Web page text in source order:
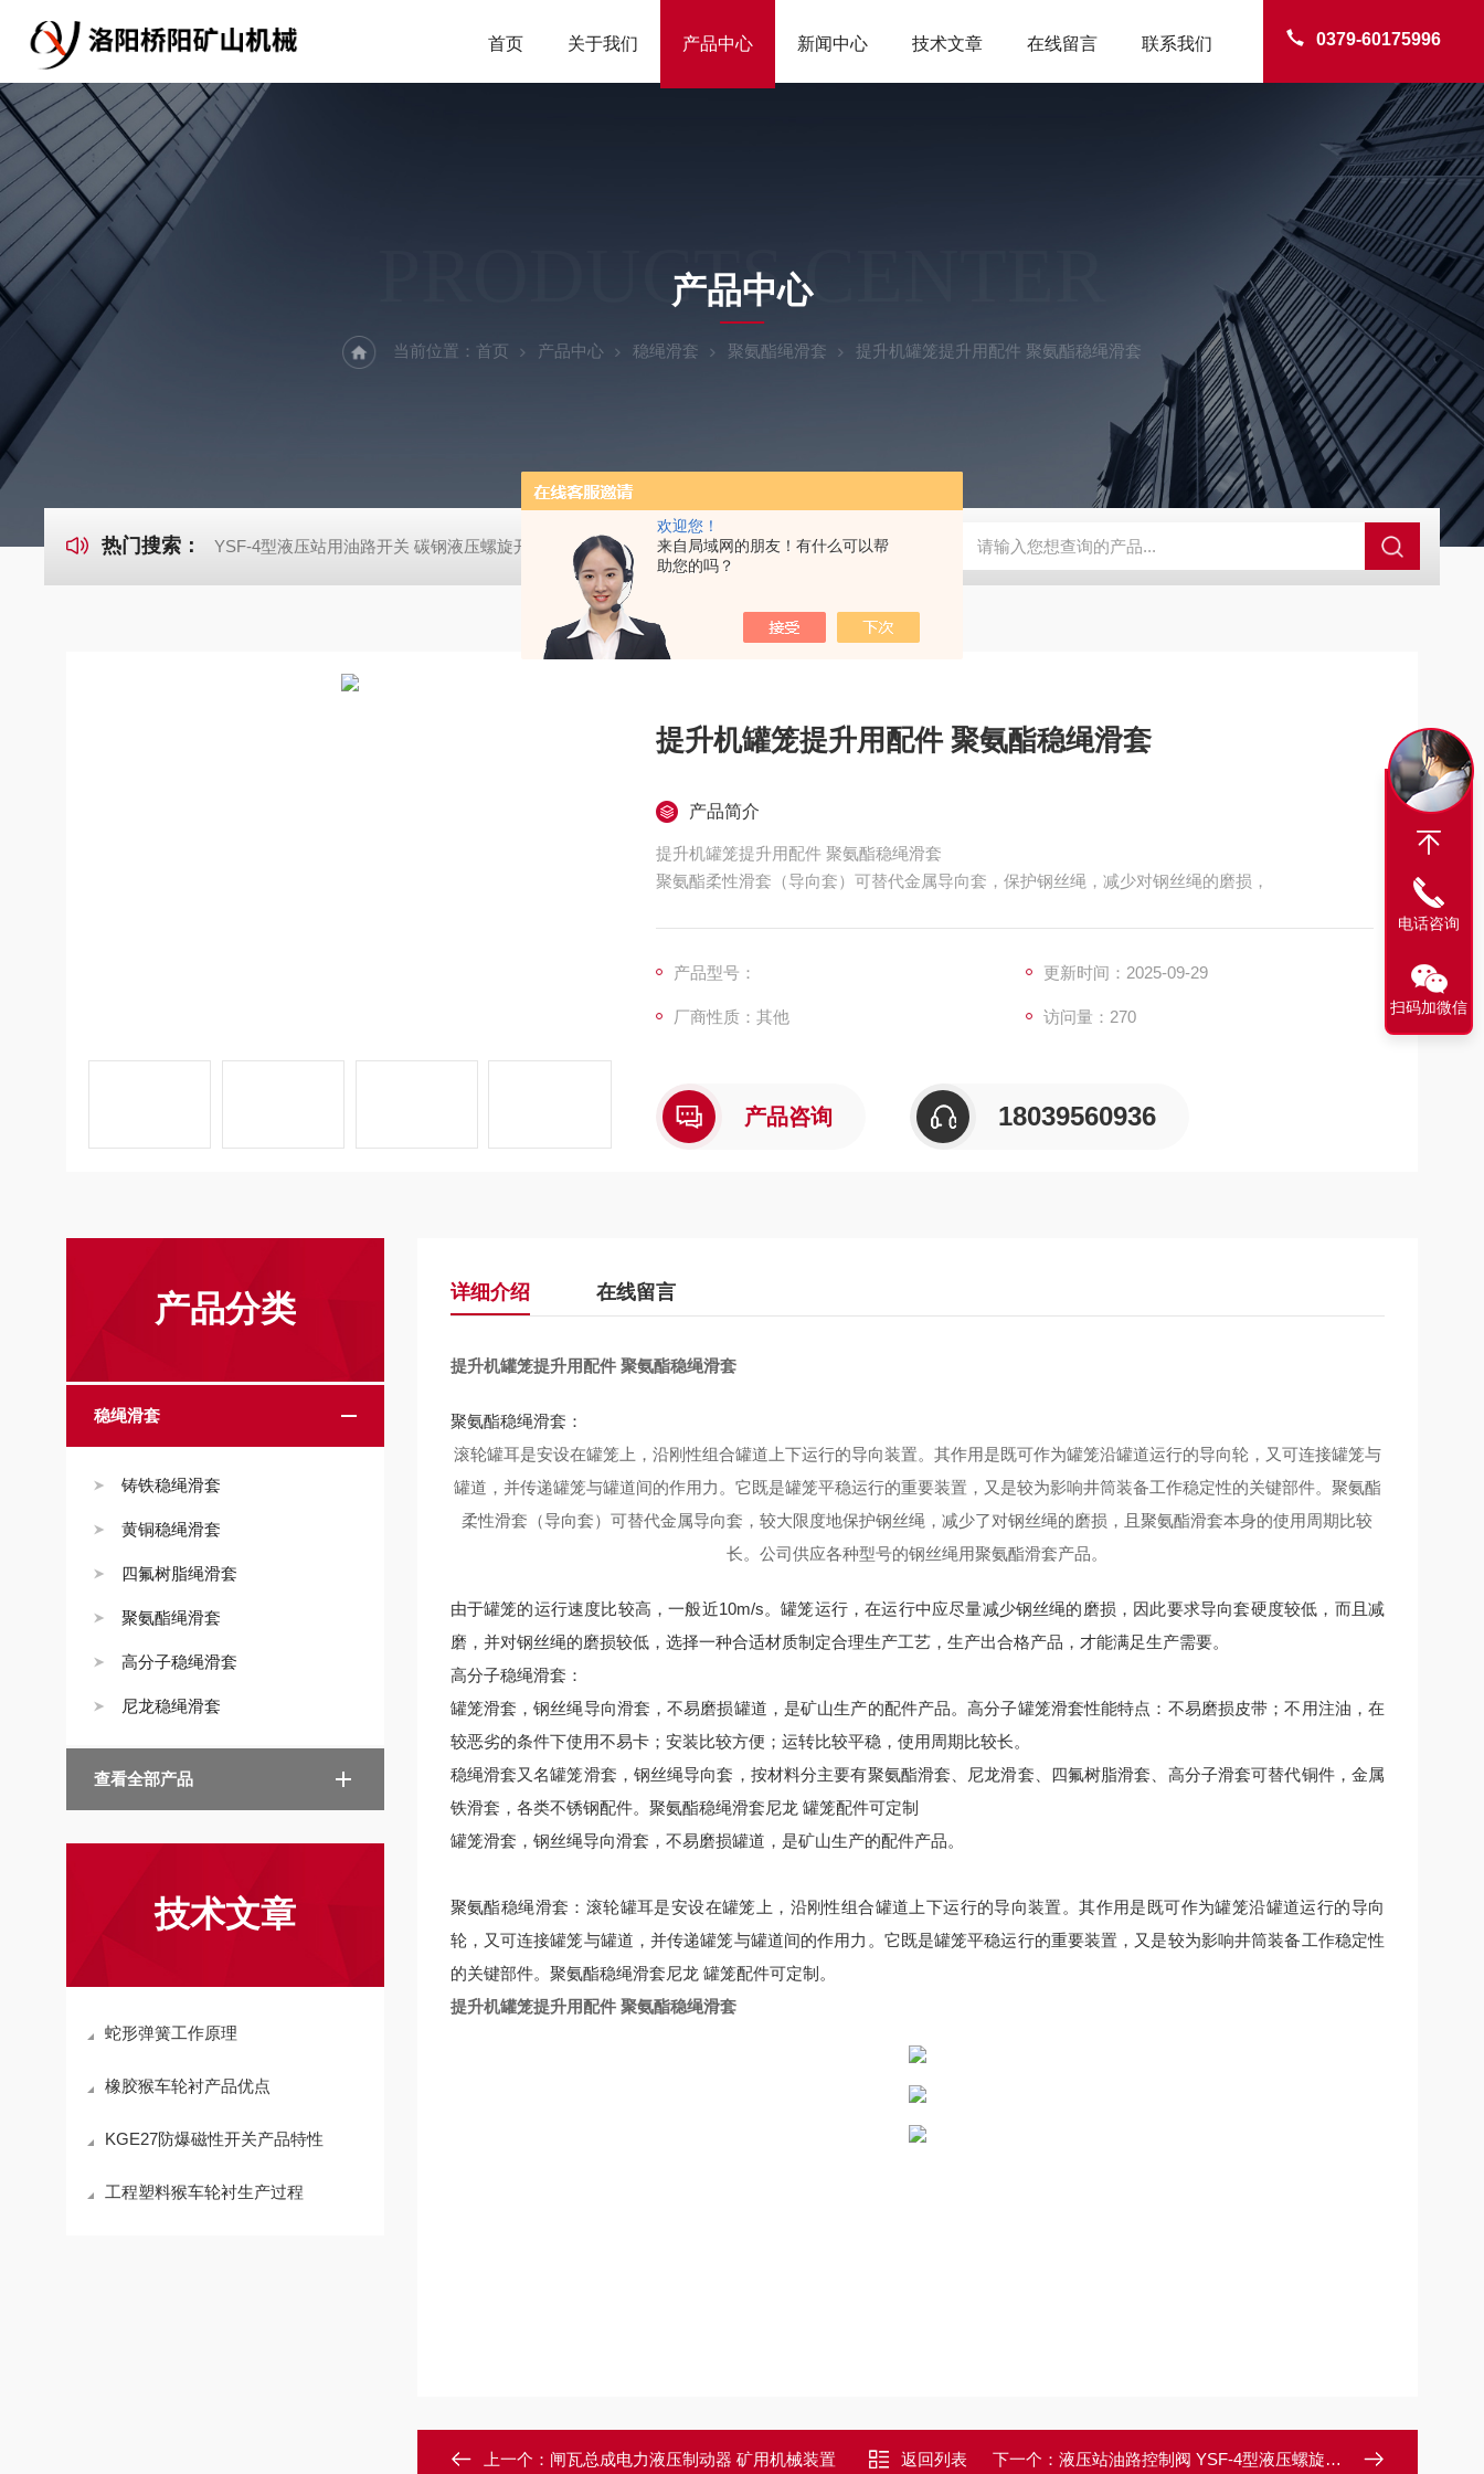
欢迎您！
来自局域网的朋友！有什么可以帮
助您的吗？
0379-60175996
首页 关于我们 产品中心 新闻中心 技术文章 在线留言 联系我们
PRODUCTS CENTER
产品中心
当前位置： 首页 产品中心 稳绳滑套 聚氨酯绳滑套 提升机罐笼提升用配件 聚氨酯稳绳滑套
热门搜索： YSF-4型液压站用油路开关 碳钢液压螺旋开关 猴车配件橡胶轮衬 托压轮矿用斜井巷道用 矿用本安型行程开关KHXC24 井下机电设备 便携式移动液压系统总成 提升机
提升机罐笼提升用配件 聚氨酯稳绳滑套
产品简介
提升机罐笼提升用配件 聚氨酯稳绳滑套
聚氨酯柔性滑套（导向套）可替代金属导向套，保护钢丝绳，减少对钢丝绳的磨损，
产品型号： 更新时间：2025-09-29
厂商性质：其他 访问量：270
产品咨询 18039560936
产品分类
稳绳滑套
铸铁稳绳滑套
黄铜稳绳滑套
四氟树脂绳滑套
聚氨酯绳滑套
高分子稳绳滑套
尼龙稳绳滑套
查看全部产品
技术文章
蛇形弹簧工作原理
橡胶猴车轮衬产品优点
KGE27防爆磁性开关产品特性
工程塑料猴车轮衬生产过程
详细介绍 在线留言
提升机罐笼提升用配件 聚氨酯稳绳滑套
聚氨酯稳绳滑套：
滚轮罐耳是安设在罐笼上，沿刚性组合罐道上下运行的导向装置。其作用是既可作为罐笼沿罐道运行的导向轮，又可连接罐笼与
罐道，并传递罐笼与罐道间的作用力。它既是罐笼平稳运行的重要装置，又是较为影响井筒装备工作稳定性的关键部件。 聚氨酯
柔性滑套（导向套）可替代金属导向套，较大限度地保护钢丝绳，减少了对钢丝绳的磨损，且聚氨酯滑套本身的使用周期比较
长。公司供应各种型号的钢丝绳用聚氨酯滑套产品。
由于罐笼的运行速度比较高，一般近10m/s。罐笼运行，在运行中应尽量减少钢丝绳的磨损，因此要求导向套硬度较低，而且减
磨，并对钢丝绳的磨损较低，选择一种合适材质制定合理生产工艺，生产出合格产品，才能满足生产需要。
高分子稳绳滑套：
罐笼滑套，钢丝绳导向滑套，不易磨损罐道，是矿山生产的配件产品。高分子罐笼滑套性能特点：不易磨损皮带；不用注油，在
较恶劣的条件下使用不易卡；安装比较方便；运转比较平稳，使用周期比较长。
稳绳滑套又名罐笼滑套，钢丝绳导向套，按材料分主要有聚氨酯滑套、尼龙滑套、四氟树脂滑套、高分子滑套可替代铜件，金属
铁滑套，各类不锈钢配件。聚氨酯稳绳滑套尼龙 罐笼配件可定制
罐笼滑套，钢丝绳导向滑套，不易磨损罐道，是矿山生产的配件产品。
聚氨酯稳绳滑套：滚轮罐耳是安设在罐笼上，沿刚性组合罐道上下运行的导向装置。其作用是既可作为罐笼沿罐道运行的导向
轮，又可连接罐笼与罐道，并传递罐笼与罐道间的作用力。它既是罐笼平稳运行的重要装置，又是较为影响井筒装备工作稳定性
的关键部件。聚氨酯稳绳滑套尼龙 罐笼配件可定制。
提升机罐笼提升用配件 聚氨酯稳绳滑套
上一个： 闸瓦总成电力液压制动器 矿用机械装置 返回列表 下一个： 液压站油路控制阀 YSF-4型液压螺旋开关
电话咨询
扫码加微信